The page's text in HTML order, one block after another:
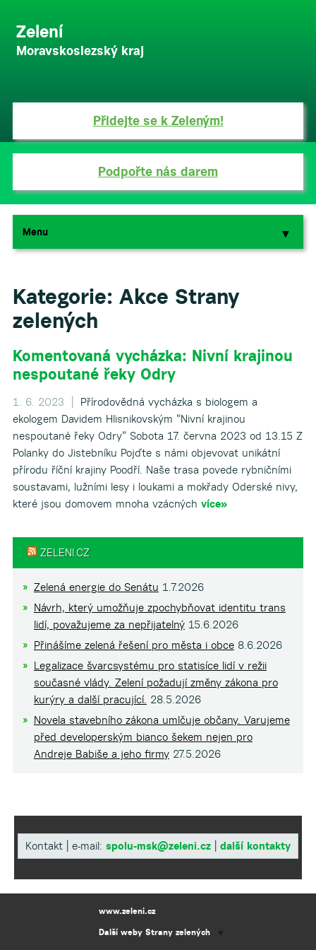
Zelení
Moravskoslezský kraj
Přidejte se k Zeleným!
Podpořte nás darem
Menu ▼
▼
Kategorie: Akce Strany
zelených
Komentovaná vycházka: Nivní krajinou
nespoutané řeky Odry
1. 6. 2023 |
Přírodovědná vycházka s biologem a
ekologem Davidem Hlisnikovským “Nivní krajinou
nespoutané řeky Odry” Sobota 17. června 2023 od 13.15 Z
Polanky do Jistebníku Pojďte s námi objevovat unikátní
přírodu říční krajiny Poodří. Naše trasa povede rybničními
soustavami, lužními lesy i loukami a mokřady Oderské nivy,
které jsou domovem mnoha vzácných více»
ZELENI.CZ
Zelená energie do Senátu 1.7.2026
Návrh, který umožňuje zpochybňovat identitu trans
lidí, považujeme za nepřijatelný 15.6.2026
Přinášíme zelená řešení pro města i obce 8.6.2026
Legalizace švarcsystému pro statisíce lidí v režii
současné vlády. Zelení požadují změny zákona pro
kurýry a další pracující. 28.5.2026
Novela stavebního zákona umlčuje občany. Varujeme
před developerským bianco šekem nejen pro
Andreje Babiše a jeho firmy 27.5.2026
Kontakt | e-mail: spolu-msk@zeleni.cz další kontakty
www.zeleni.cz
Další weby Strany zelených
▼